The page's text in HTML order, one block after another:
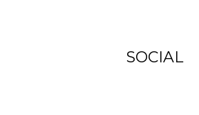
SOCIAL